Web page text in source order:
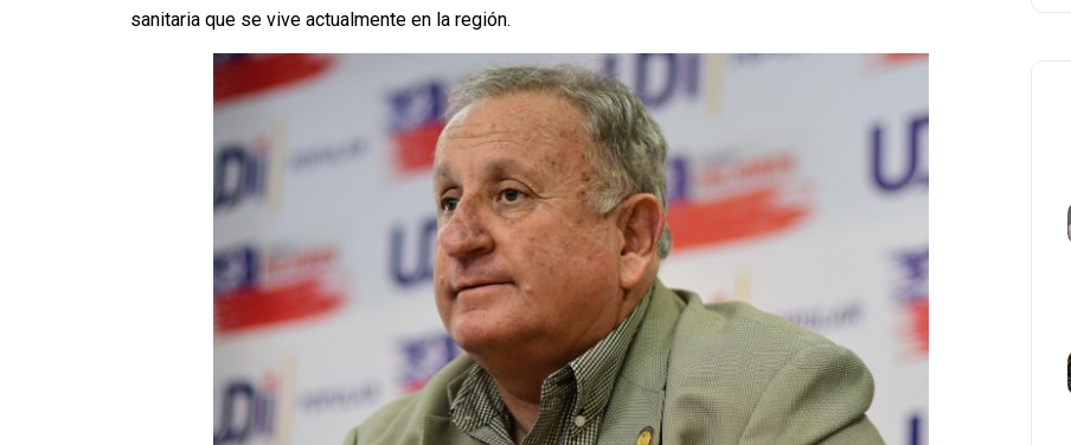
sanitaria que se vive actualmente en la región.